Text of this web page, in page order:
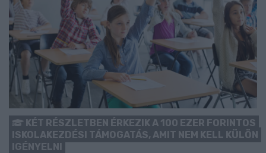
KÉT RÉSZLETBEN ÉRKEZIK A 100 EZER FORINTOS
ISKOLAKEZDÉSI TÁMOGATÁS, AMIT NEM KELL KÜLÖN
IGÉNYELNI